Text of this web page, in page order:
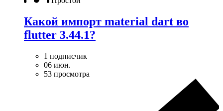
Какой импорт material dart во
flutter 3.44.1?
1 подписчик
06 июн.
53 просмотра